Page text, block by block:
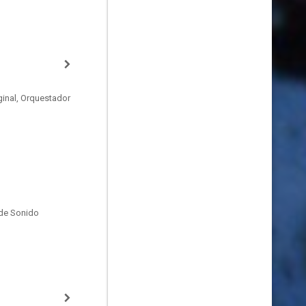
Orquestador
Sonido